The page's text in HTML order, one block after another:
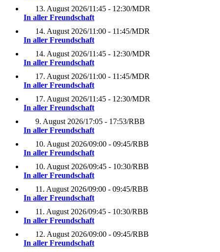
13. August 2026/11:45 - 12:30/MDR
In aller Freundschaft
14. August 2026/11:00 - 11:45/MDR
In aller Freundschaft
14. August 2026/11:45 - 12:30/MDR
In aller Freundschaft
17. August 2026/11:00 - 11:45/MDR
In aller Freundschaft
17. August 2026/11:45 - 12:30/MDR
In aller Freundschaft
9. August 2026/17:05 - 17:53/RBB
In aller Freundschaft
10. August 2026/09:00 - 09:45/RBB
In aller Freundschaft
10. August 2026/09:45 - 10:30/RBB
In aller Freundschaft
11. August 2026/09:00 - 09:45/RBB
In aller Freundschaft
11. August 2026/09:45 - 10:30/RBB
In aller Freundschaft
12. August 2026/09:00 - 09:45/RBB
In aller Freundschaft